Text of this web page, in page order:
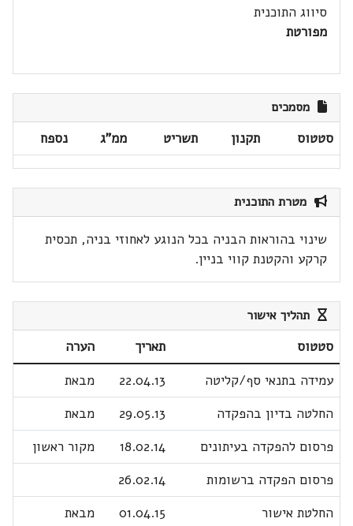
סיווג התוכנית
מפורטת
מסמכים
סטטוס תקנון תשריט ממ"ג נספח
מטרת התוכנית
שינוי בהוראות הבניה בכל הנוגע לאחוזי בניה, תכסית
קרקע והקטנת קווי בניין.
תהליך אישור
סטטוס תאריך
הערה
עמידה בתנאי סף/קליטה
22.04.13
מבאת
החלטה בדיון בהפקדה
29.05.13
מבאת
פרסום להפקדה בעיתונים
18.02.14
מקור ראשון
פרסום הפקדה ברשומות
26.02.14
החלטת אישור
01.04.15
מבאת